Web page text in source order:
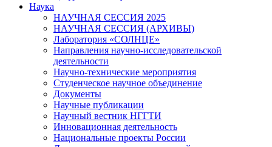
Наука
НАУЧНАЯ СЕССИЯ 2025
НАУЧНАЯ СЕССИЯ (АРХИВЫ)
Лаборатория «СОЛНЦЕ»
Направления научно-исследовательской
деятельности
Научно-технические мероприятия
Студенческое научное объединение
Документы
Научные публикации
Научный вестник НГГТИ
Инновационная деятельность
Национальные проекты России